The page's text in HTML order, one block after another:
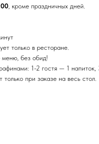
, кроме праздничных дней.
только в ресторане.
меню, без обид!
1-2 гостя — 1
при заказе на весь стол.